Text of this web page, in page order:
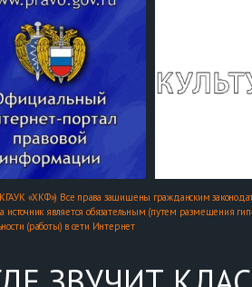
«ХКФ») Все права защищены гражданским
является обязательным (путем размещения
(работы) в сети Интернет